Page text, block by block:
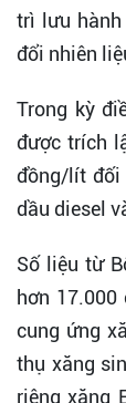
trì lưu hành
đổi nhiên
Trong kỳ
được trích
đồng/lít đối
dầu diesel
Số liệu từ
hơn 17.000
cung ứng
thụ xăng
riêng xăng